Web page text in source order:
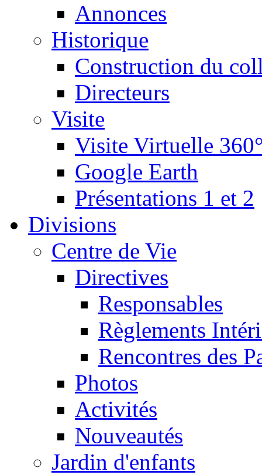
Annonces
Historique
Construction du
Directeurs
Visite
Visite Virtuelle
Google Earth
Présentations 1 et 2
Divisions
Centre de Vie
Directives
Responsables
Règlements
Rencontres des
Photos
Activités
Nouveautés
Jardin d'enfants